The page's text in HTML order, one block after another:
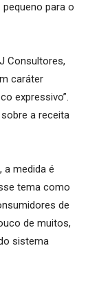
para o
Consultores,
caráter
expressivo”.
a receita
a medida é
tema como
de
de muitos,
sistema